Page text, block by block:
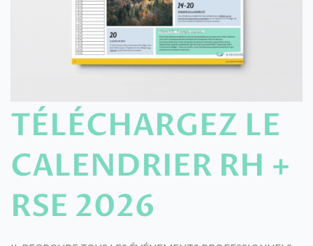
TÉLÉCHARGEZ LE
CALENDRIER RH +
RSE 2026